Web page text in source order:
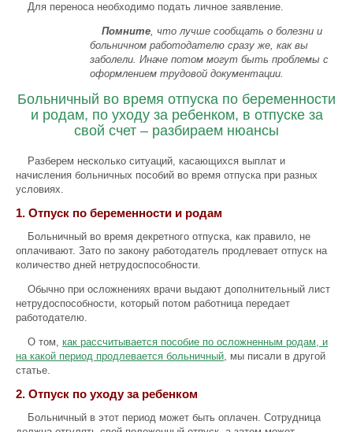
Для переноса необходимо подать личное заявление.
Помните, что лучше сообщать о болезни и
больничном работодателю сразу же, как вы
заболели. Иначе потом могут быть проблемы с
оформлением трудовой документации.
Больничный во время отпуска по беременности
и родам, по уходу за ребенком, в отпуске за
свой счет – разбираем нюансы
Разберем несколько ситуаций, касающихся выплат и
начисления больничных пособий во время отпуска при разных
условиях.
1. Отпуск по беременности и родам
Больничный во время декретного отпуска, как правило, не
оплачивают. Зато по закону работодатель продлевает отпуск на
количество дней нетрудоспособности.
Обычно при осложнениях врачи выдают дополнительный лист
нетрудоспособности, который потом работница передает
работодателю.
О том, как рассчитывается пособие по осложненным родам, и
на какой период продлевается больничный, мы писали в другой
статье.
2. Отпуск по уходу за ребенком
Больничный в этот период может быть оплачен. Сотрудница